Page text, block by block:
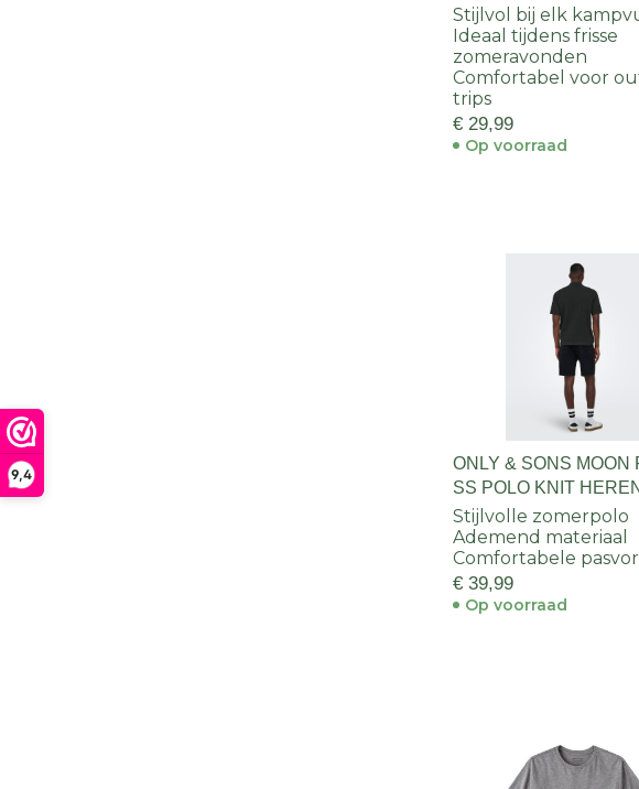
9,4
Stijlvol bij elk
Ideaal tijdens frisse
zomeravonden
Comfortabel voor
trips
€ 29,99
Op voorraad
ONLY & SONS MOON
SS POLO KNIT HEREN
Stijlvolle zomerpolo
Ademend materiaal
Comfortabele
€ 39,99
Op voorraad